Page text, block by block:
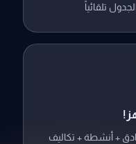
تلقائياً
+ أنشطة + تكاليف